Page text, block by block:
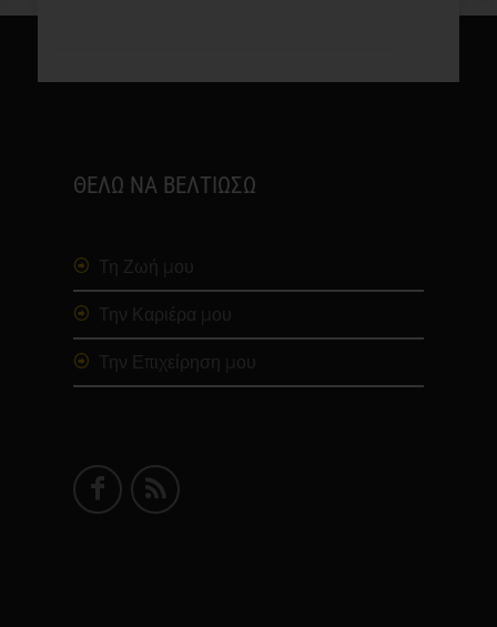
ΘΕΛΩ ΝΑ ΒΕΛΤΙΩΣΩ
Τη Ζωή μου
Την Καριέρα μου
Την Επιχείρηση μου